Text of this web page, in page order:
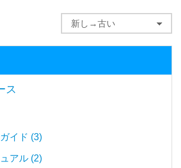
ス
イド (3)
アル (2)